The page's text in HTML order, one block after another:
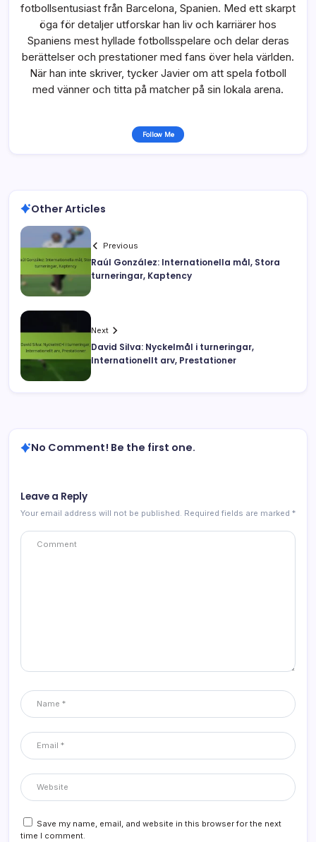
fotbollsentusiast från Barcelona, Spanien. Med ett skarpt
öga för detaljer utforskar han liv och karriärer hos
Spaniens mest hyllade fotbollsspelare och delar deras
berättelser och prestationer med fans över hela världen.
När han inte skriver, tycker Javier om att spela fotboll
med vänner och titta på matcher på sin lokala arena.
Follow Me
Other Articles
Previous
Raúl González: Internationella mål, Stora
turneringar, Kaptency
Next
David Silva: Nyckelmål i turneringar,
Internationellt arv, Prestationer
No Comment! Be the first one.
Leave a Reply
Your email address will not be published. Required fields are marked *
Save my name, email, and website in this browser for the next
time I comment.